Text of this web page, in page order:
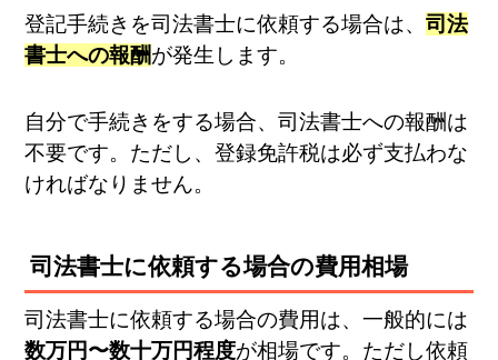
登記手続きを司法書士に依頼する場合は、司法
書士への報酬が発生します。
自分で手続きをする場合、司法書士への報酬は
不要です。ただし、登録免許税は必ず支払わな
ければなりません。
司法書士に依頼する場合の費用相場
司法書士に依頼する場合の費用は、一般的には
数万円〜数十万円程度が相場です。ただし依頼